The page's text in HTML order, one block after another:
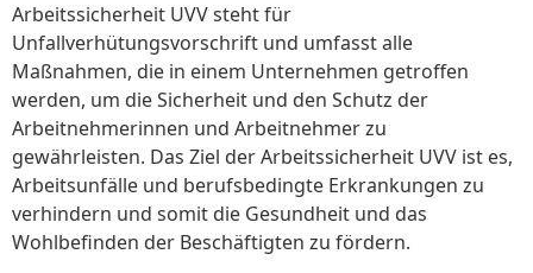
Arbeitssicherheit UVV steht für
Unfallverhütungsvorschrift und umfasst alle
Maßnahmen, die in einem Unternehmen getroffen
werden, um die Sicherheit und den Schutz der
Arbeitnehmerinnen und Arbeitnehmer zu
gewährleisten. Das Ziel der Arbeitssicherheit UVV ist es,
Arbeitsunfälle und berufsbedingte Erkrankungen zu
verhindern und somit die Gesundheit und das
Wohlbefinden der Beschäftigten zu fördern.